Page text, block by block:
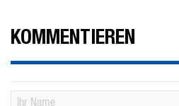
KOMMENTIEREN